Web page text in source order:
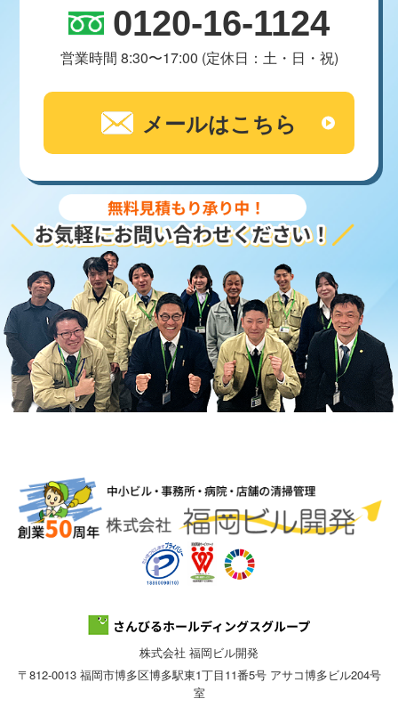
0120-16-1124
営業時間 8:30〜17:00 (定休日：土・日・祝)
メールはこちら
株式会社 福岡ビル開発
〒812-0013 福岡市博多区博多駅東1丁目11番5号 アサコ博多ビル204号
室